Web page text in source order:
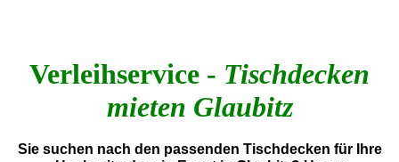
Verleihservice - Tischdecken
mieten Glaubitz
Sie suchen nach den passenden Tischdecken für Ihre